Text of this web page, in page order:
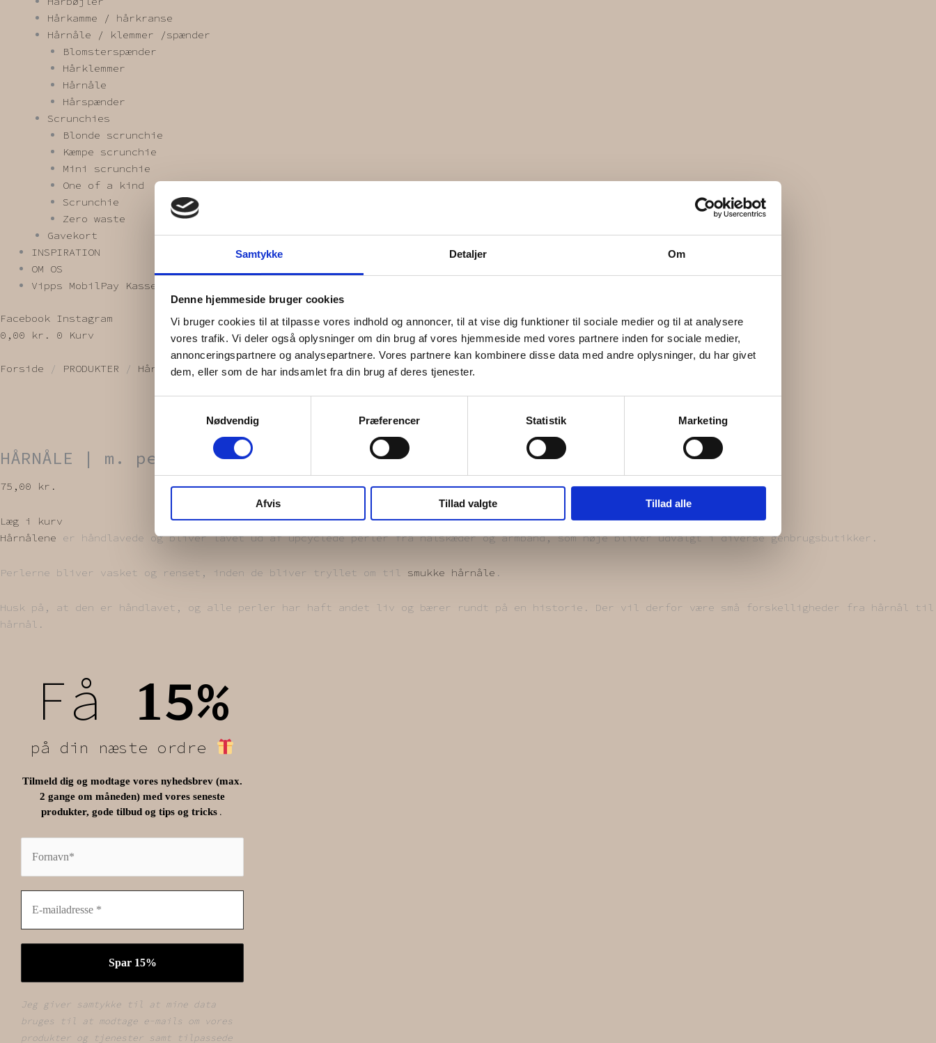
Samtykke Detaljer Om
Denne hjemmeside bruger cookies
Vi bruger cookies til at tilpasse vores indhold og annoncer, til at vise dig funktioner til sociale medier og til at analysere
vores trafik. Vi deler også oplysninger om din brug af vores hjemmeside med vores partnere inden for sociale medier,
annonceringspartnere og analysepartnere. Vores partnere kan kombinere disse data med andre oplysninger, du har givet
dem, eller som de har indsamlet fra din brug af deres tjenester.
Nødvendig
Præferencer Statistik Marketing
Afvis Tillad valgte Tillad alle
Hårkamme / hårkranse
Hårnåle / klemmer /spænder
Blomsterspænder
Hårklemmer
Hårnåle
Hårspænder
Scrunchies
Blonde scrunchie
Kæmpe scrunchie
Mini scrunchie
One of a kind
Scrunchie
Zero waste
Gavekort
INSPIRATION
OM OS
Vipps MobilPay Kassen
Facebook Instagram
0,00
kr. 0 Kurv
Forside / PRODUKTER / Hårnåle / klemmer /spænder/Hårnåle / HÅRNÅLE | m. perler, 3. stk.
HÅRNÅLE | m. perler, 3. stk.
75,00 kr.
Læg i kurv
Hårnålene er håndlavede og bliver lavet ud af upcyclede perler fra halskæder og armbånd, som nøje bliver udvalgt i diverse genbrugsbutikker.
Perlerne bliver vasket og renset, inden de bliver tryllet om til smukke hårnåle .
Husk på, at den er håndlavet, og alle perler har haft andet liv og bærer rundt på en historie. Der vil derfor være små forskelligheder fra hårnål til
hårnål.
Få 15%
på din næste ordre
Tilmeld dig og modtage vores nyhedsbrev (max.
2 gange om måneden) med vores seneste
produkter, gode tilbud og tips og tricks .
Jeg giver samtykke til at mine data
bruges til at modtage e-mails om vores
produkter og tjenester samt tilpassede